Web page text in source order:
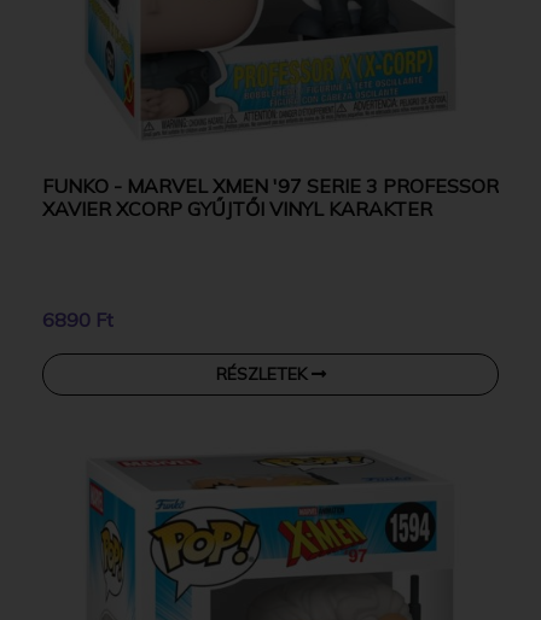
FUNKO - MARVEL XMEN '97 SERIE 3 PROFESSOR
XAVIER XCORP GYŰJTŐI VINYL KARAKTER
6890 Ft
RÉSZLETEK